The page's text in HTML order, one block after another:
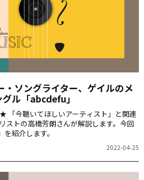
・ソングライター、ゲイルのメ
ル「abcdefu」
「今聴いてほしいアーティスト」と関連
ストの高橋芳朗さんが解説します。今回
紹介します。
2022-04-25